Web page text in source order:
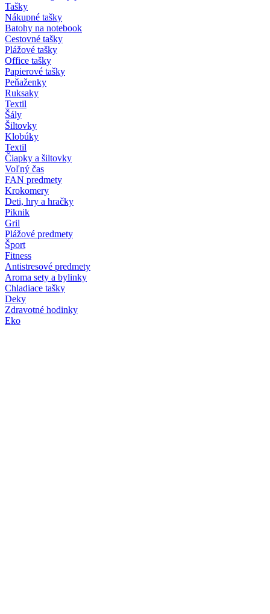
Tašky
Nákupné tašky
Batohy na notebook
Cestovné tašky
Plážové tašky
Office tašky
Papierové tašky
Peňaženky
Ruksaky
Textil
Šály
Šiltovky
Klobúky
Textil
Čiapky a šiltovky
Voľný čas
FAN predmety
Krokomery
Deti, hry a hračky
Piknik
Gril
Plážové predmety
Šport
Fitness
Antistresové predmety
Aroma sety a bylinky
Chladiace tašky
Deky
Zdravotné hodinky
Eko